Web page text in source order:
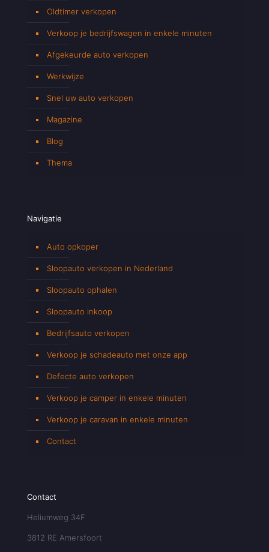
Oldtimer verkopen
Verkoop je bedrijfswagen in enkele minuten
Afgekeurde auto verkopen
Werkwijze
Snel uw auto verkopen
Magazine
Blog
Thema
Navigatie
Auto opkoper
Sloopauto verkopen in Nederland
Sloopauto ophalen
Sloopauto inkoop
Bedrijfsauto verkopen
Verkoop je schadeauto met onze app
Defecte auto verkopen
Verkoop je camper in enkele minuten
Verkoop je caravan in enkele minuten
Contact
Contact
Heliumweg 34F
3812 RE Amersfoort